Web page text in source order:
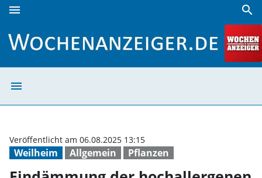
menu search
menu
Weilheim Allgemein Pflanzen
Veröffentlicht am 06.08.2025 13:15